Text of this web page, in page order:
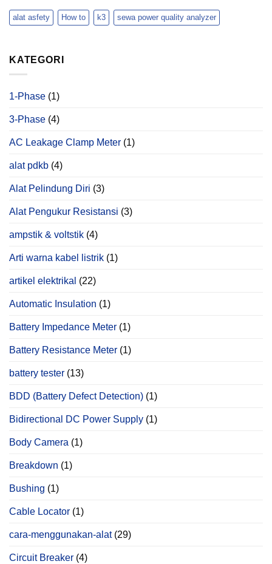
PQ3198
Hotel
Tentu.
alat asfety How to k3 sewa power quality analyzer
KATEGORI
1-Phase (1)
3-Phase (4)
AC Leakage Clamp Meter (1)
alat pdkb (4)
Alat Pelindung Diri (3)
Alat Pengukur Resistansi (3)
ampstik & voltstik (4)
Arti warna kabel listrik (1)
artikel elektrikal (22)
Automatic Insulation (1)
Battery Impedance Meter (1)
Battery Resistance Meter (1)
battery tester (13)
BDD (Battery Defect Detection) (1)
Bidirectional DC Power Supply (1)
Body Camera (1)
Breakdown (1)
Bushing (1)
Cable Locator (1)
cara-menggunakan-alat(29)
Circuit Breaker (4)